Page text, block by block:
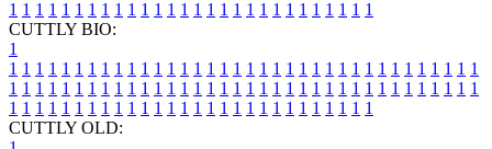
1 1 1 1 1 1 1 1 1 1 1 1 1 1 1 1 1 1 1 1 1 1 1 1 1 1 1 1
CUTTLY BIO:
1
1 1 1 1 1 1 1 1 1 1 1 1 1 1 1 1 1 1 1 1 1 1 1 1 1 1 1 1 1 1 1 1 1 1 1 1
1 1 1 1 1 1 1 1 1 1 1 1 1 1 1 1 1 1 1 1 1 1 1 1 1 1 1 1 1 1 1 1 1 1 1 1
1 1 1 1 1 1 1 1 1 1 1 1 1 1 1 1 1 1 1 1 1 1 1 1 1 1 1 1
CUTTLY OLD: